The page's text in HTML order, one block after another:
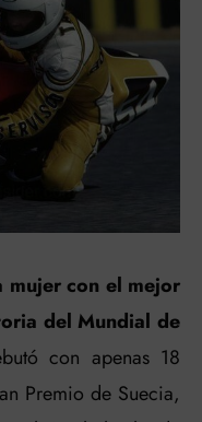
mujer con el mejor
del Mundial de
con apenas 18
Premio de Suecia,